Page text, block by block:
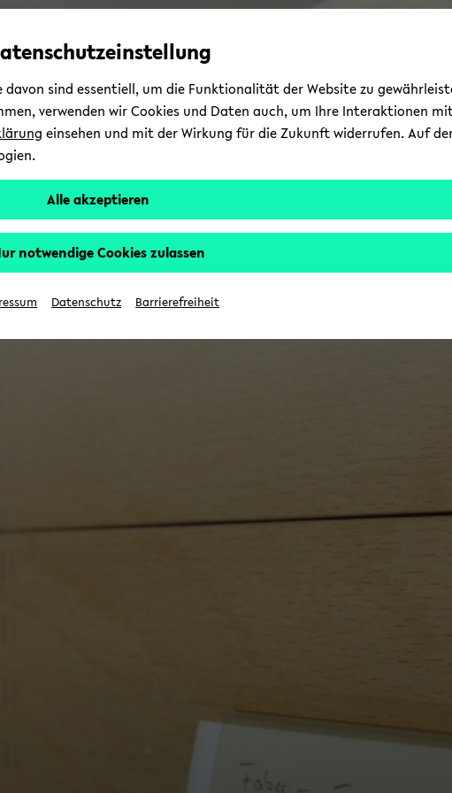
Automatische
vermeiden
zum
wechseln
zum
wechseln
zum
wechseln
davon sind essentiell, um die Funktionalität der Website zu
verwenden wir Cookies und Daten auch, um Ihre Interaktionen
einsehen und mit der Wirkung für die Zukunft widerrufen. Auf
Alle akzeptieren
notwendige Cookies zulassen
Datenschutz Barrierefreiheit